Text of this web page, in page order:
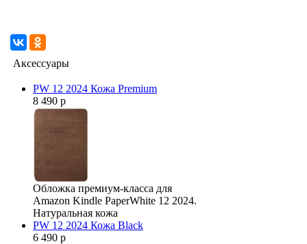
Аксессуары
PW 12 2024 Кожа Premium
8 490 р
Обложка премиум-класса для
Amazon Kindle PaperWhite 12 2024.
Натуральная кожа
PW 12 2024 Кожа Black
6 490 р